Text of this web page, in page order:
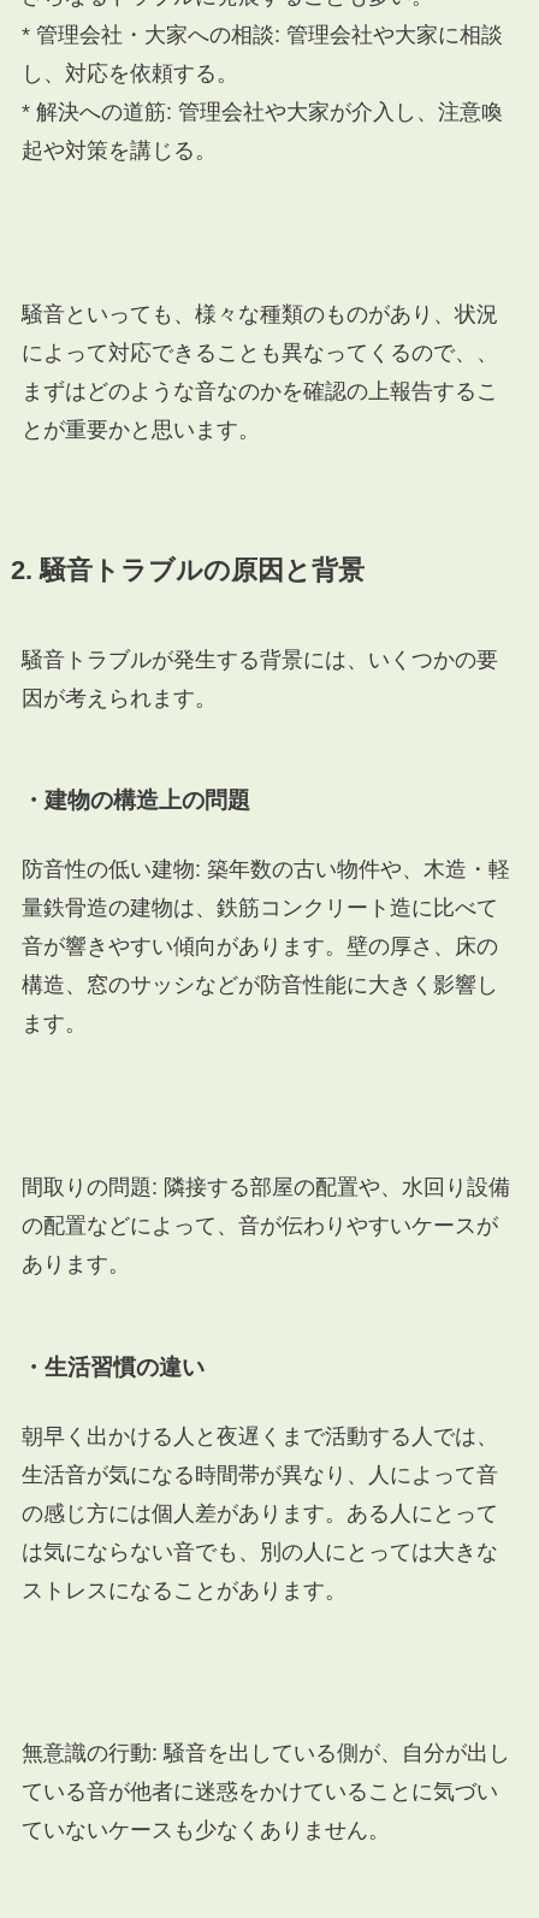
* 管理会社・大家への相談: 管理会社や大家に相談
し、対応を依頼する。
* 解決への道筋: 管理会社や大家が介入し、注意喚
起や対策を講じる。
騒音といっても、様々な種類のものがあり、状況
によって対応できることも異なってくるので、、
まずはどのような音なのかを確認の上報告するこ
とが重要かと思います。
2. 騒音トラブルの原因と背景
騒音トラブルが発生する背景には、いくつかの要
因が考えられます。
・建物の構造上の問題
防音性の低い建物: 築年数の古い物件や、木造・軽
量鉄骨造の建物は、鉄筋コンクリート造に比べて
音が響きやすい傾向があります。壁の厚さ、床の
構造、窓のサッシなどが防音性能に大きく影響し
ます。
間取りの問題: 隣接する部屋の配置や、水回り設備
の配置などによって、音が伝わりやすいケースが
あります。
・生活習慣の違い
朝早く出かける人と夜遅くまで活動する人では、
生活音が気になる時間帯が異なり、人によって音
の感じ方には個人差があります。ある人にとって
は気にならない音でも、別の人にとっては大きな
ストレスになることがあります。
無意識の行動: 騒音を出している側が、自分が出し
ている音が他者に迷惑をかけていることに気づい
ていないケースも少なくありません。